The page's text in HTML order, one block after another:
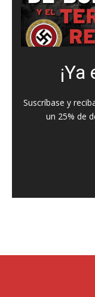
Suscríbase y
un 25% de